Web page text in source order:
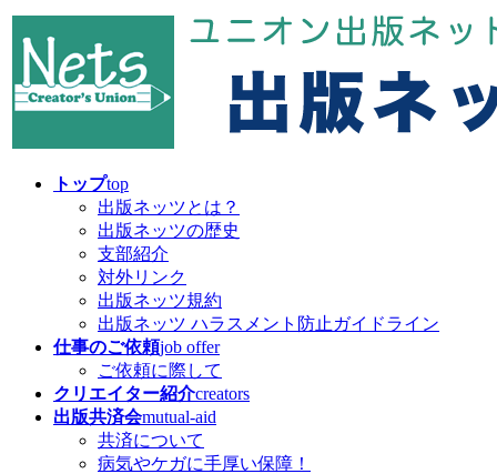
コ
ン
ン
ツ
ナ
ビ
ー
シ
トップtop
出版ネッツとは？
出版ネッツの歴史
支部紹介
対外リンク
出版ネッツ規約
出版ネッツ ハラスメント防止ガイドライン
仕事のご依頼job offer
ご依頼に際して
クリエイター紹介creators
出版共済会mutual-aid
共済について
病気やケガに手厚い保障！